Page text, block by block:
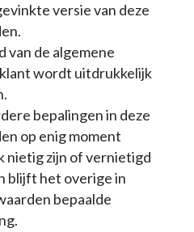
versie van deze
van de algemene
wordt uitdrukkelijk
bepalingen in deze
op enig moment
nietig zijn of vernietigd
blijft het overige in
bepaalde